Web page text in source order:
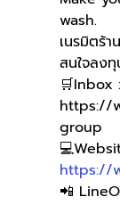
wash.
เนรมิตร้
สนใจลง
🛒Inbox :
https://
group
https://
📲